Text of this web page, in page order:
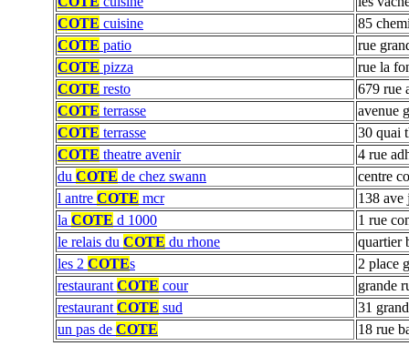
COTE cuisine
85
COTE patio
rue
COTE pizza
rue la
COTE resto
679 rue
COTE terrasse
avenue
COTE terrasse
30 quai
COTE theatre avenir
4 rue
du COTE de chez swann
centre
l antre COTE mcr
138 ave
la COTE d 1000
1 rue
le relais du COTE du rhone
quartier
les 2 COTEs
2 place
restaurant COTE cour
grande
restaurant COTE sud
31
un pas de COTE 18 rue